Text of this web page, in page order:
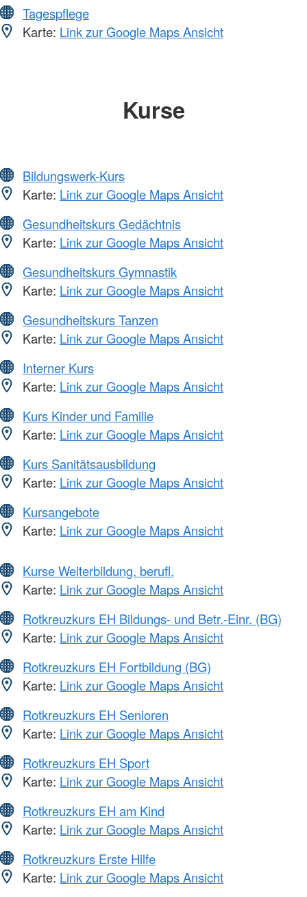
Tagespflege
Karte: Link zur Google Maps Ansicht
Kurse
Bildungswerk-Kurs
Karte: Link zur Google Maps Ansicht
Gesundheitskurs Gedächtnis
Karte: Link zur Google Maps Ansicht
Gesundheitskurs Gymnastik
Karte: Link zur Google Maps Ansicht
Gesundheitskurs Tanzen
Karte: Link zur Google Maps Ansicht
Interner Kurs
Karte: Link zur Google Maps Ansicht
Kurs Kinder und Familie
Karte: Link zur Google Maps Ansicht
Kurs Sanitätsausbildung
Karte: Link zur Google Maps Ansicht
Kursangebote
Karte: Link zur Google Maps Ansicht
Kurse Weiterbildung, berufl.
Karte: Link zur Google Maps Ansicht
Rotkreuzkurs EH Bildungs- und Betr.-Einr. (BG)
Karte: Link zur Google Maps Ansicht
Rotkreuzkurs EH Fortbildung (BG)
Karte: Link zur Google Maps Ansicht
Rotkreuzkurs EH Senioren
Karte: Link zur Google Maps Ansicht
Rotkreuzkurs EH Sport
Karte: Link zur Google Maps Ansicht
Rotkreuzkurs EH am Kind
Karte: Link zur Google Maps Ansicht
Rotkreuzkurs Erste Hilfe
Karte: Link zur Google Maps Ansicht